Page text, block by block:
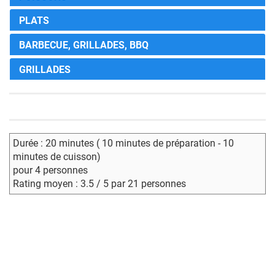
PLATS
BARBECUE, GRILLADES, BBQ
GRILLADES
Durée : 20 minutes ( 10 minutes de préparation - 10
minutes de cuisson)
pour 4 personnes
Rating moyen : 3.5 / 5 par 21 personnes